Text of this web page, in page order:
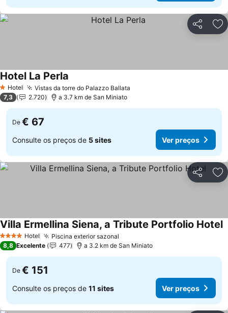
Partilhar
1 Estrelas
Hotel Vistas da torre do Palazzo Ballata
Hotel La Perla
7,3 2.720 a 3.7 km de San Miniato
De € 67
Consulte os preços de 5 sites Ver preços
Partilhar
4 EstrelasHotel Piscina exterior sazonal
Villa Ermellina Siena, a Tribute Portfolio Hotel
8,8 Excelente 477 a 3.2 km de San Miniato
De € 151
Consulte os preços de 11 sites Ver preços